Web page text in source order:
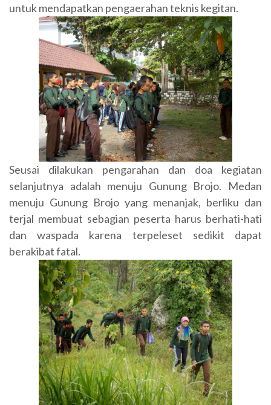
untuk mendapatkan pengaerahan teknis kegitan.
Seusai dilakukan pengarahan dan doa kegiatan
selanjutnya adalah menuju Gunung Brojo. Medan
menuju Gunung Brojo yang menanjak, berliku dan
terjal membuat sebagian peserta harus berhati-hati
dan waspada karena terpeleset sedikit dapat
berakibat fatal.